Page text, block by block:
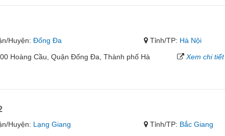
Huyện: Đống Đa Tỉnh/TP: Hà Nội
Hoàng Cầu, Quận Đống Đa, Thành phố Hà
Xem chi tiết
Huyện: Lạng Giang Tỉnh/TP: Bắc Giang